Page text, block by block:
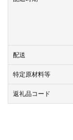
配送
特定原材料等
返礼品コード